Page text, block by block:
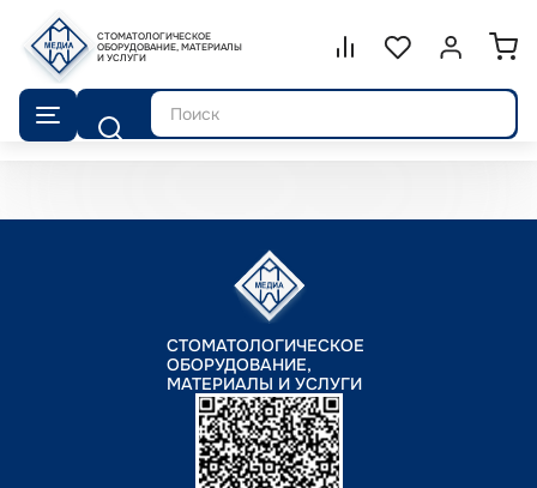
СТОМАТОЛОГИЧЕСКОЕ
ОБОРУДОВАНИЕ, МАТЕРИАЛЫ
И УСЛУГИ
Сравнение.
СписокВойти или
Поиск
СТОМАТОЛОГИЧЕСКОЕ
ОБОРУДОВАНИЕ,
МАТЕРИАЛЫ И УСЛУГИ